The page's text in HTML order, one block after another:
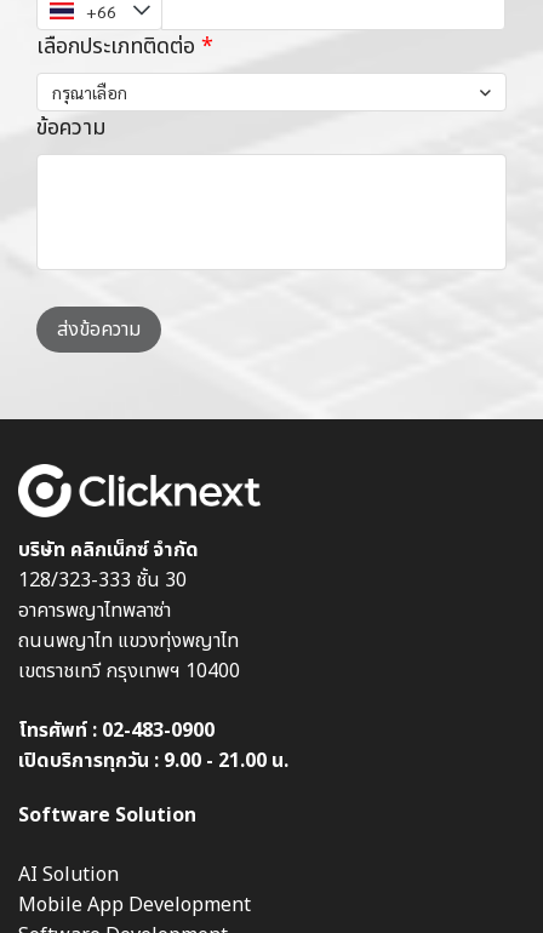
เลือกประเภทติดต่อ
กรุณาเลือก
ข้อความ
ส่งข้อความ
บริษัท คลิกเน็กซ์ จำกัด
128/323-333 ชั้น 30
อาคารพญาไทพลาซ่า
ถนนพญาไท แขวงทุ่งพญาไท
เขตราชเทวี กรุงเทพฯ 10400
โทรศัพท์ : 02-483-0900
เปิดบริการทุกวัน : 9.00 - 21.00 น.
Software Solution
AI Solution
Mobile App Development